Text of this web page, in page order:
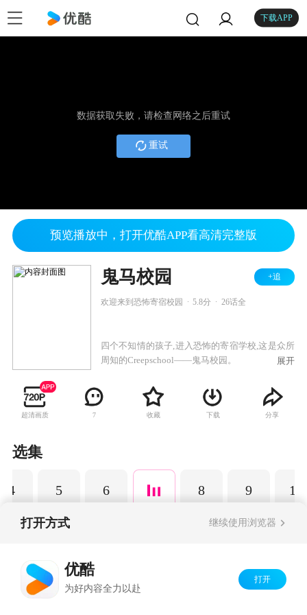
下载APP
数据获取失败，请检查网络之后重试
重试
预览播放中，打开优酷APP看高清完整版
鬼马校园 +追
欢迎来到恐怖寄宿校园 5.8分 26话全
四个不知情的孩子,进入恐怖的寄宿学校,这是众所
周知的Creepschool——鬼马校园。
展开
超清画质 7 收藏 下载 分享
选集
4 5 6 8 9 10
打开方式 继续使用浏览器
优酷
为好内容全力以赴
打开